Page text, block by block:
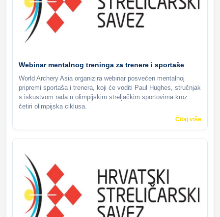
Webinar mentalnog treninga za trenere i sportaše
World Archery Asia organizira webinar posvećen mentalnoj
pripremi sportaša i trenera, koji će voditi Paul Hughes, stručnjak
s iskustvom rada u olimpijskim streljačkim sportovima kroz
četiri olimpijska ciklusa.
Čitaj više